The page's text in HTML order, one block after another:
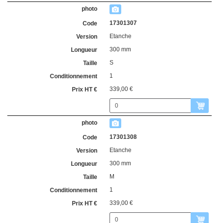
17301307
Etanche
300 mm
S
1
339,00 €
17301308
Etanche
300 mm
M
1
339,00 €